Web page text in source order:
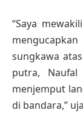
“Saya
sungkawa
putra,
menjemput
di bandara,”